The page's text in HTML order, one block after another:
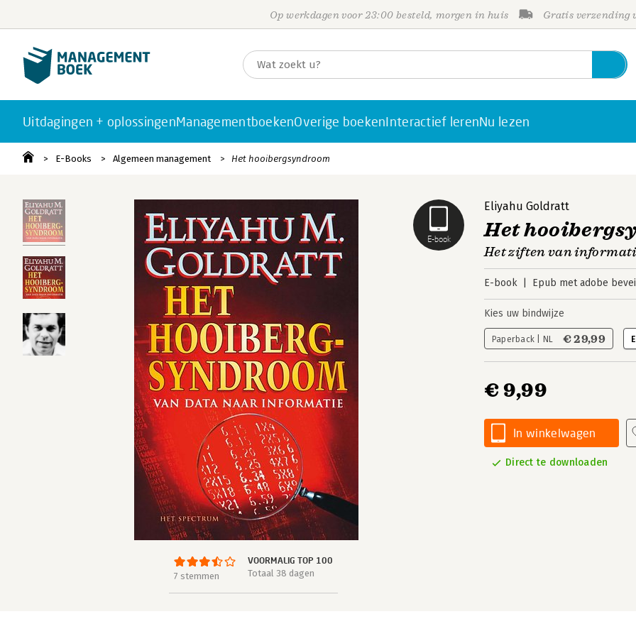
Op werkdagen voor 23:00 besteld, morgen in huis Gratis verzending
Uitdagingen + oplossingenManagementboekenOverige boekenInteractief lerenNu lezen
E-Books Algemeen management Het hooibergsyndroom
E-book
7 stemmen
VOORMALIG TOP 100
Totaal 38 dagen
Eliyahu Goldratt
Het
Het ziften van
E-book Epub met adobe
Kies uw bindwijze
Paperback | NL € 29,99
€ 9,99
In winkelwagen
Direct te downloaden